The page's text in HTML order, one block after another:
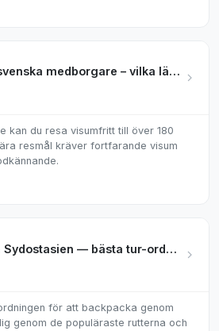
Visum för svenska medborgare – vilka länder kräver det?
kan du resa visumfritt till över 180
resmål kräver fortfarande visum
Backpacka Sydostasien — bästa tur-ordningen
för att backpacka genom
genom de populäraste rutterna och